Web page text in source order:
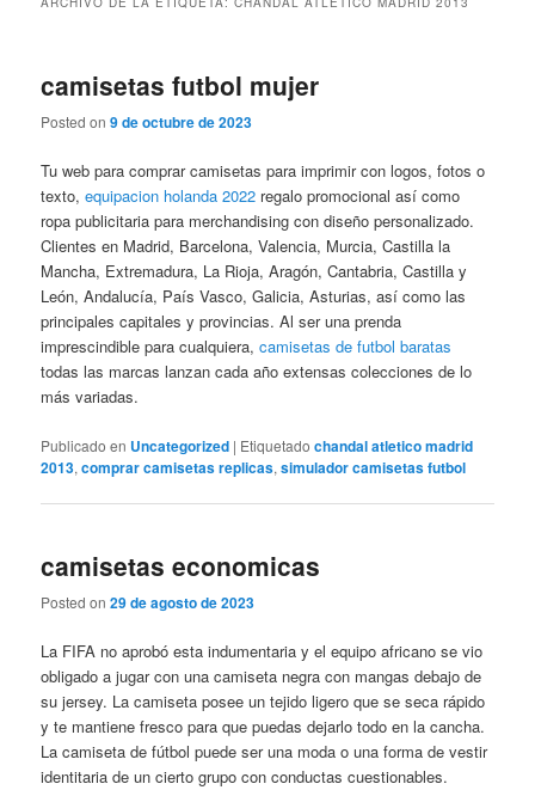
camisetas futbol mujer
Posted on9 de octubre de 2023
Tu web para comprar camisetas para imprimir con logos, fotos o
texto,equipacion holanda 2022 regalo promocional así como
ropa publicitaria para merchandising con diseño personalizado.
Clientes en Madrid, Barcelona, Valencia, Murcia, Castilla la
Mancha, Extremadura, La Rioja, Aragón, Cantabria, Castilla y
León, Andalucía, País Vasco, Galicia, Asturias, así como las
principales capitales y provincias. Al ser una prenda
imprescindible para cualquiera,camisetas de futbol baratas
todas las marcas lanzan cada año extensas colecciones de lo
más variadas.
Publicado en Uncategorized | Etiquetado chandal atletico madrid
2013,comprar camisetas replicas,simulador camisetas futbol
camisetas economicas
Posted on29 de agosto de 2023
La FIFA no aprobó esta indumentaria y el equipo africano se vio
obligado a jugar con una camiseta negra con mangas debajo de
su jersey. La camiseta posee un tejido ligero que se seca rápido
y te mantiene fresco para que puedas dejarlo todo en la cancha.
La camiseta de fútbol puede ser una moda o una forma de vestir
identitaria de un cierto grupo con conductas cuestionables.